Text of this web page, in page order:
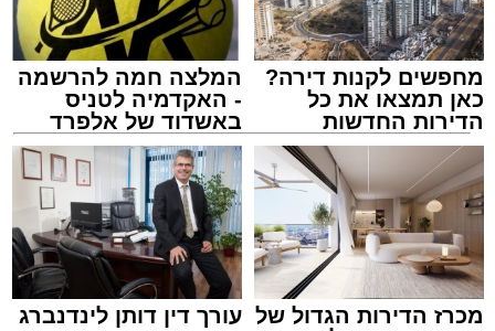
ארכיון משטרה
מערכת האתר / 09:43 09.08.26
מחפשים לקנות דירה?
כאן תמצאו את כל
הדירות החדשות
למכירה באשדוד >>>
המלצה חמה להרשמה
- האקדמיה לטניס
באשדוד של אלפרד
קריאולנסקי - לילדים
מכרז הדירות הגדול של עורך דין דותן לינדנברג